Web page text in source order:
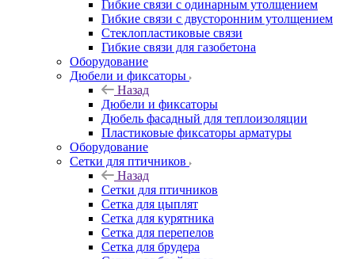
Гибкие связи с одинарным утолщением
Гибкие связи с двусторонним утолщением
Стеклопластиковые связи
Гибкие связи для газобетона
Оборудование
Дюбели и фиксаторы
Назад
Дюбели и фиксаторы
Дюбель фасадный для теплоизоляции
Пластиковые фиксаторы арматуры
Оборудование
Сетки для птичников
Назад
Сетки для птичников
Сетка для цыплят
Сетка для курятника
Сетка для перепелов
Сетка для брудера